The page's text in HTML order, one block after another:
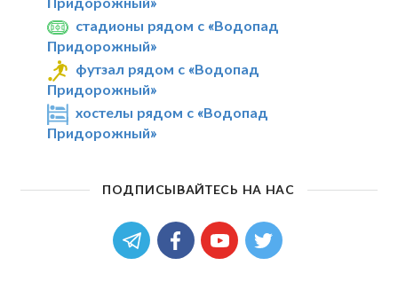
стадионы рядом с «Водопад
Придорожный»
футзал рядом с «Водопад
Придорожный»
хостелы рядом с «Водопад
Придорожный»
ПОДПИСЫВАЙТЕСЬ НА НАС